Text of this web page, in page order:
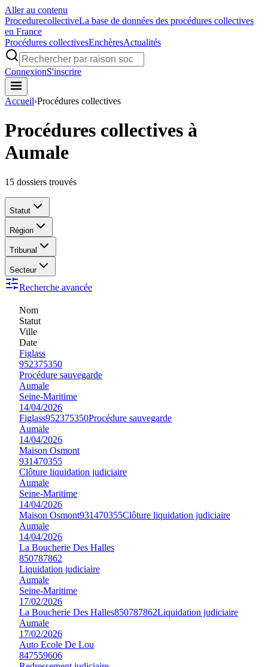
Aller au contenu
ProcedurecollectiveLa base de données des procédures collectives
en France
Procédures collectivesEnchèresActualités
ConnexionS'inscrire
Accueil›Procédures collectives
Procédures collectives à
Aumale
15 dossiers trouvés
Statut
Région
Tribunal
Secteur
Recherche avancée
Nom
Statut
Ville
Date
Figlass
952375350
Procédure sauvegarde
Aumale
Seine-Maritime
14/04/2026
Figlass952375350Procédure sauvegarde
Aumale
14/04/2026
Maison Osmont
931470355
Clôture liquidation judiciaire
Aumale
Seine-Maritime
14/04/2026
Maison Osmont931470355Clôture liquidation judiciaire
Aumale
14/04/2026
La Boucherie Des Halles
850787862
Liquidation judiciaire
Aumale
Seine-Maritime
17/02/2026
La Boucherie Des Halles850787862Liquidation judiciaire
Aumale
17/02/2026
Auto Ecole De Lou
847559606